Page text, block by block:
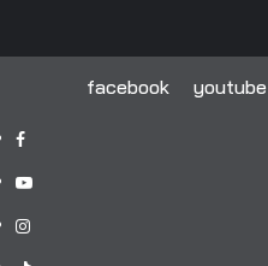
facebook youtube
facebook
youtube
instagram